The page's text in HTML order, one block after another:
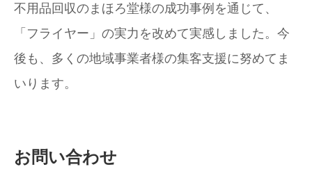
不用品回収のまほろ堂様の成功事例を通じて、
「フライヤー」の実力を改めて実感しました。今
後も、多くの地域事業者様の集客支援に努めてま
いります。
お問い合わせ